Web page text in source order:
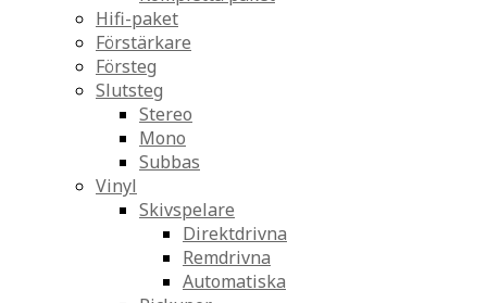
Hifi-paket
Förstärkare
Försteg
Slutsteg
Stereo
Mono
Subbas
Vinyl
Skivspelare
Direktdrivna
Remdrivna
Automatiska